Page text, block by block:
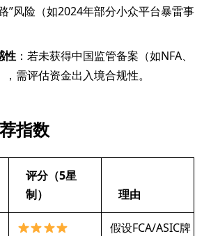
”风险（如2024年部分小众平台暴雷事
性 ：若未获得中国监管备案（如NFA、
需评估资金出入境合规性。
指数
评分（5星
制）
理由
假设FCA/ASIC牌